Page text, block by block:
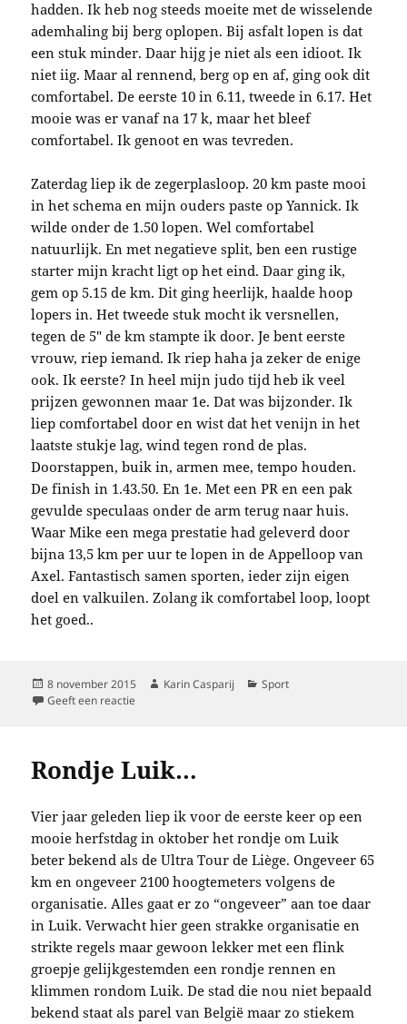
hadden. Ik heb nog steeds moeite met de wisselende
ademhaling bij berg oplopen. Bij asfalt lopen is dat
een stuk minder. Daar hijg je niet als een idioot. Ik
niet iig. Maar al rennend, berg op en af, ging ook dit
comfortabel. De eerste 10 in 6.11, tweede in 6.17. Het
mooie was er vanaf na 17 k, maar het bleef
comfortabel. Ik genoot en was tevreden.
Zaterdag liep ik de zegerplasloop. 20 km paste mooi
in het schema en mijn ouders paste op Yannick. Ik
wilde onder de 1.50 lopen. Wel comfortabel
natuurlijk. En met negatieve split, ben een rustige
starter mijn kracht ligt op het eind. Daar ging ik,
gem op 5.15 de km. Dit ging heerlijk, haalde hoop
lopers in. Het tweede stuk mocht ik versnellen,
tegen de 5″ de km stampte ik door. Je bent eerste
vrouw, riep iemand. Ik riep haha ja zeker de enige
ook. Ik eerste? In heel mijn judo tijd heb ik veel
prijzen gewonnen maar 1e. Dat was bijzonder. Ik
liep comfortabel door en wist dat het venijn in het
laatste stukje lag, wind tegen rond de plas.
Doorstappen, buik in, armen mee, tempo houden.
De finish in 1.43.50. En 1e. Met een PR en een pak
gevulde speculaas onder de arm terug naar huis.
Waar Mike een mega prestatie had geleverd door
bijna 13,5 km per uur te lopen in de Appelloop van
Axel. Fantastisch samen sporten, ieder zijn eigen
doel en valkuilen. Zolang ik comfortabel loop, loopt
het goed..
Geplaatst
op
8 november 2015 Auteur
Karin Casparij Categorieën
Sport
Geeft een reactieop Comfortabel
Rondje Luik…
Vier jaar geleden liep ik voor de eerste keer op een
mooie herfstdag in oktober het rondje om Luik
beter bekend als de Ultra Tour de Liège. Ongeveer 65
km en ongeveer 2100 hoogtemeters volgens de
organisatie. Alles gaat er zo “ongeveer” aan toe daar
in Luik. Verwacht hier geen strakke organisatie en
strikte regels maar gewoon lekker met een flink
groepje gelijkgestemden een rondje rennen en
klimmen rondom Luik. De stad die nou niet bepaald
bekend staat als parel van België maar zo stiekem